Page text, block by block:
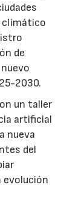
climático
de
2030.
un taller
artificial
nueva
del
evolución